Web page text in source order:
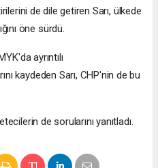
de dile getiren Sarı, ülkede
öne sürdü.
ayrıntılı
kaydeden Sarı, CHP'nin de bu
de sorularını yanıtladı.